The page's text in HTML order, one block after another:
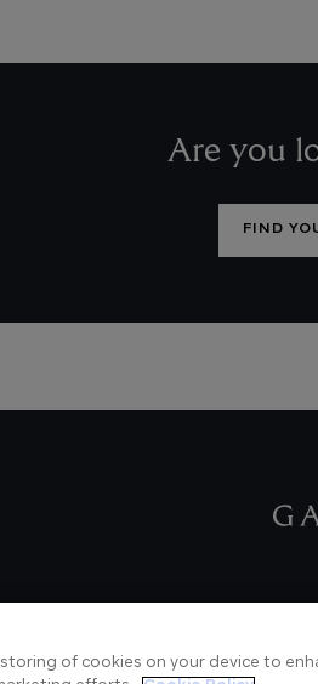
Are you
FIND
of cookies on your device to